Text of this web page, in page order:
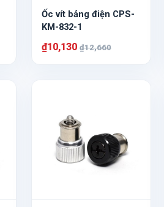
Ốc vít bảng điện CPS-
KM-832-1
₫10,130 ₫12,660